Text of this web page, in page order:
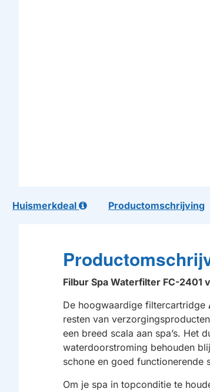
Huismerkdeal Productomschrijving
Filbur Spa Waterfilter FC-2401
De hoogwaardige filtercartridge
resten van
een breed scala aan spa’s. Het
waterdoorstroming behouden
schone en goed functionerende
Om je spa in topconditie te